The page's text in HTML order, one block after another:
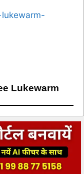
Lukewarm